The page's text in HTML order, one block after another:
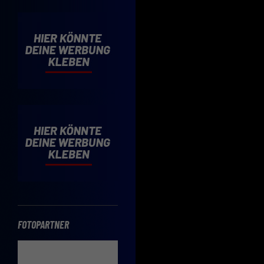
FOTOPARTNER